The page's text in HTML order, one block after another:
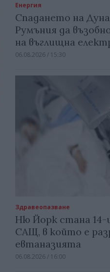
Енергия
Спадането на
Румъния да
на въглищна
06.08.2026 / 15:30
Здравеопазване
Ню Йорк стана
САЩ, в който е
евтаназията
06.08.2026 / 16:00